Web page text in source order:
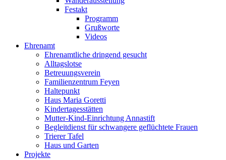
Festakt
Programm
Grußworte
Videos
Ehrenamt
Ehrenamtliche dringend gesucht
Alltagslotse
Betreuungsverein
Familienzentrum Feyen
Haltepunkt
Haus Maria Goretti
Kindertagesstätten
Mutter-Kind-Einrichtung Annastift
Begleitdienst für schwangere geflüchtete Frauen
Trierer Tafel
Haus und Garten
Projekte